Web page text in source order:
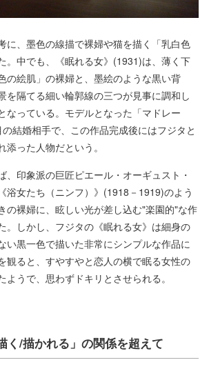
に、墨色の線描で裸婦や猫を描く「乳白色
。中でも、《眠れる女》(1931)は、薄く下
の絵肌」の裸婦と、墨絵のような黒い背
を隔てる細い輪郭線の三つが見事に調和し
なっている。モデルとなった「マドレー
結婚相手で、この作品完成後にはフジタと
った人物だという。
、印象派の巨匠ピエール・オーギュスト・
浴女たち（ニンフ）》(1918－1919)のよう
の裸婦に、眩しい光が差し込む"楽園的"な作
。しかし、フジタの《眠れる女》は細身の
い黒一色で描いた非常にシンプルな作品に
観ると、すやすやと恋人の横で眠る女性の
ようで、思わずドキリとさせられる。
く/描かれる」の関係を超えて